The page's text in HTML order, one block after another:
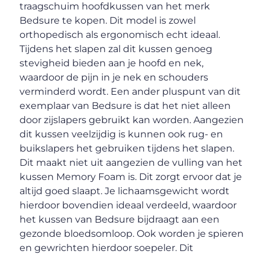
traagschuim hoofdkussen van het merk
Bedsure te kopen. Dit model is zowel
orthopedisch als ergonomisch echt ideaal.
Tijdens het slapen zal dit kussen genoeg
stevigheid bieden aan je hoofd en nek,
waardoor de pijn in je nek en schouders
verminderd wordt. Een ander pluspunt van dit
exemplaar van Bedsure is dat het niet alleen
door zijslapers gebruikt kan worden. Aangezien
dit kussen veelzijdig is kunnen ook rug- en
buikslapers het gebruiken tijdens het slapen.
Dit maakt niet uit aangezien de vulling van het
kussen Memory Foam is. Dit zorgt ervoor dat je
altijd goed slaapt. Je lichaamsgewicht wordt
hierdoor bovendien ideaal verdeeld, waardoor
het kussen van Bedsure bijdraagt aan een
gezonde bloedsomloop. Ook worden je spieren
en gewrichten hierdoor soepeler. Dit